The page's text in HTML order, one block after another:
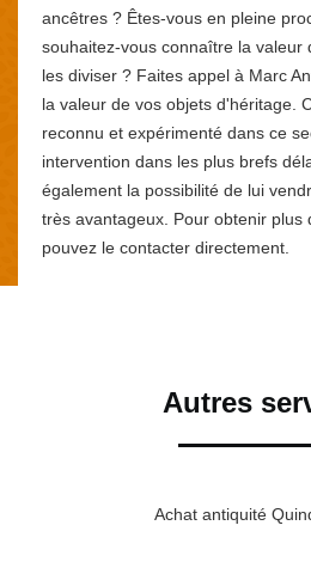
ancêtres ? Êtes-vous en pleine
souhaitez-vous connaître la valeur
les diviser ? Faites appel à Marc
la valeur de vos objets d'héritage.
reconnu et expérimenté dans ce
intervention dans les plus brefs
également la possibilité de lui
très avantageux. Pour obtenir plus
pouvez le contacter directement.
Autres
Achat antiquité